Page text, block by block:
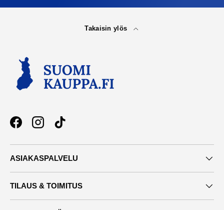
Takaisin ylös
FacebookInstagramTikTok
ASIAKASPALVELU
TILAUS & TOIMITUS